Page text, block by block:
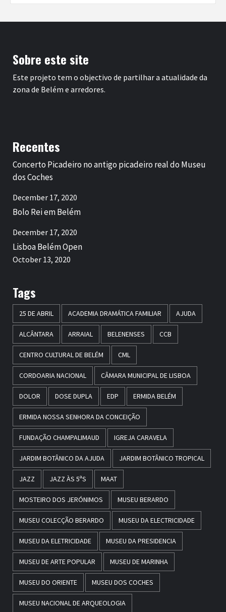
Sobre este site
Este projeto tem o objectivo de partilhar a atualidade da
zona de Belém e arredores.
Recentes
Concerto Picadeiro no antigo picadeiro real do Museu
dos Coches
December 17, 2020
Bolo Rei em Belém
December 17, 2020
Lisboa Belém Open
October 13, 2020
Tags
25 DE ABRIL ACADEMIA DRAMÁTICA FAMILIAR AJUDA
ALCÂNTARA ARRAIAL BELENENSES CCB
CENTRO CULTURAL DE BELÉM CML
CORDOARIA NACIONAL CÂMARA MUNICIPAL DE LISBOA
DOLOR DOSE DUPLA EDP ERMIDA BELÉM
ERMIDA NOSSA SENHORA DA CONCEIÇÃO
FUNDAÇÃO CHAMPALIMAUD IGREJA CARAVELA
JARDIM BOTÂNICO DA AJUDA JARDIM BOTÂNICO TROPICAL
JAZZ JAZZ ÀS 5ªS MAAT
MOSTEIRO DOS JERÓNIMOS MUSEU BERARDO
MUSEU COLECÇÃO BERARDO MUSEU DA ELECTRICIDADE
MUSEU DA ELETRICIDADE MUSEU DA PRESIDENCIA
MUSEU DE ARTE POPULAR MUSEU DE MARINHA
MUSEU DO ORIENTE MUSEU DOS COCHES
MUSEU NACIONAL DE ARQUEOLOGIA